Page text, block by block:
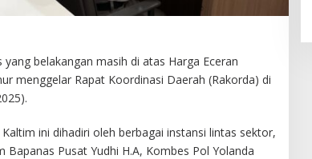
belakangan masih di atas Harga Eceran
menggelar Rapat Koordinasi Daerah (Rakorda) di
ini dihadiri oleh berbagai instansi lintas sektor,
Pusat Yudhi H.A, Kombes Pol Yolanda